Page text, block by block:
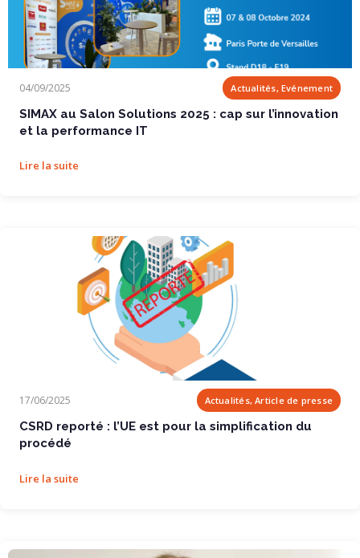
04/09/2025 Actualités, Evénement
SIMAX au Salon Solutions 2025 : cap sur l’innovation
et la performance IT
Lire la suite
CSRD reporté : l’UE est pour la simplification...
17/06/2025 Actualités, Article de presse
CSRD reporté : l’UE est pour la simplification du
procédé
Lire la suite